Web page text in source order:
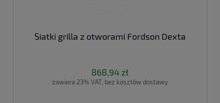
Siatki grilla z otworami Fordson Dexta
868,94 zł
zawiera 23% VAT, bez kosztów dostawy